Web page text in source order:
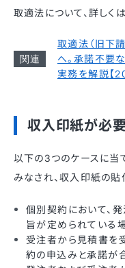
取適法について、詳しく
取適法（旧下
へ。承諾不要
実務を解説【
収入印紙が必
以下の3つのケースに当
みなされ、収入印紙の貼
個別契約において、
旨が定められている
受注者から見積書を
約の申込みと承諾が